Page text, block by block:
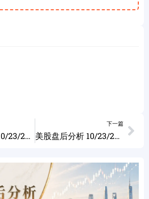
美股盘前分析 10/23/2025
下一篇
美股盘后分析 10/23/2025